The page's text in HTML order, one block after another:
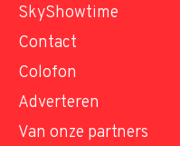
SkyShowtime
Contact
Colofon
Adverteren
Van onze partners